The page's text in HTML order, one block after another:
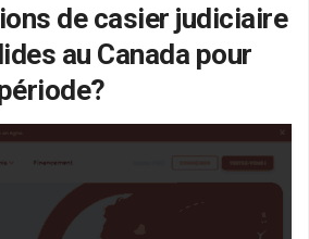
de casier judiciaire
au Canada pour